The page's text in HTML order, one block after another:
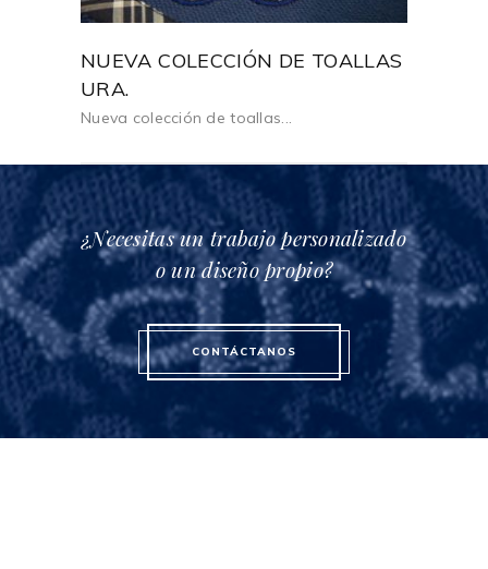
NUEVA COLECCIÓN DE TOALLAS
URA.
Nueva colección de toallas...
¿Necesitas un trabajo personalizado
o un diseño propio?
CONTÁCTANOS